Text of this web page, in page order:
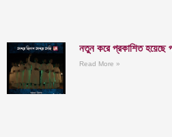
নতুন করে প্রকাশিত হয়েছে
Read More »